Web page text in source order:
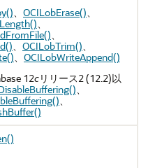
、 OCILobErase()、
、
、
、 OCILobTrim()、
、 OCILobWriteAppend()
12cリリース2 (12.2)以
、
、